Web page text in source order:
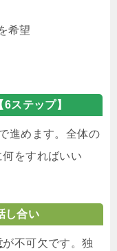
希望
ステップ】
進めます。全体の
をすればいい
し合い
が不可欠です。独